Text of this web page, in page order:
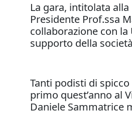
La gara, intitolata
Presidente Prof.ssa
collaborazione con la
supporto della
Tanti podisti di
primo quest’anno al
Daniele Sammatrice